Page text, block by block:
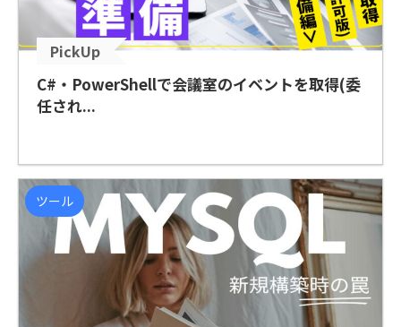
PickUp
C#・PowerShellで会議室のイベントを取得(委
任され...
ツール